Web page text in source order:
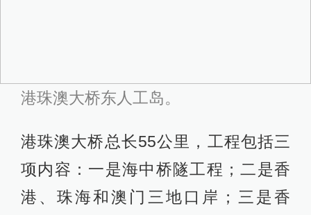
港珠澳大桥东人工岛。
港珠澳大桥总长55公里，工程包括三
项内容：一是海中桥隧工程；二是香
港、珠海和澳门三地口岸；三是香